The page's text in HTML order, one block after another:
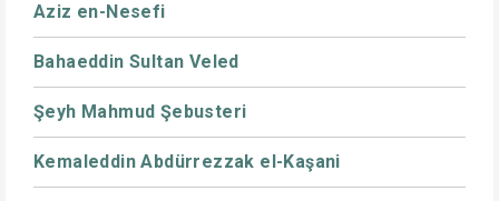
Aziz en-Nesefi
Bahaeddin Sultan Veled
Şeyh Mahmud Şebusteri
Kemaleddin Abdürrezzak el-Kaşani